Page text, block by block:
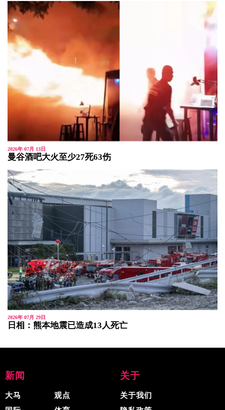
2026年 07月 13日
曼谷酒吧大火至少27死63伤
2026年 07月 29日
日相：熊本地震已造成13人死亡
新闻
大马
观点
关于
关于我们